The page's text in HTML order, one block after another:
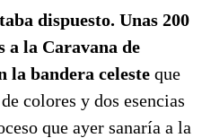
dispuesto. Unas 200
a la Caravana de
la bandera celeste que
colores y dos esencias
que ayer sanaría a la